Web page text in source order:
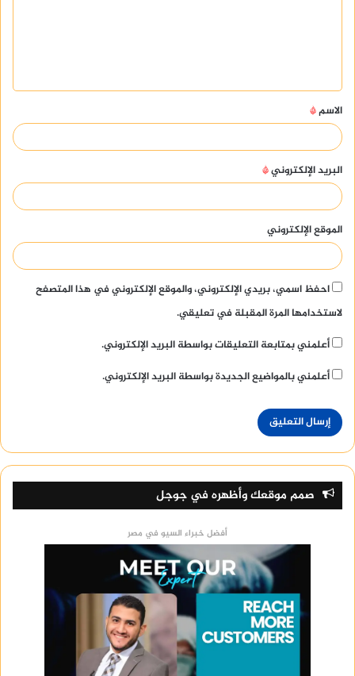
ق
*
الاسم*
البريد الإلكتروني*
الموقع الإلكتروني
احفظ اسمي، بريدي الإلكتروني، والموقع الإلكتروني في هذا المتصفح
لاستخدامها المرة المقبلة في تعليقي.
أعلمني بمتابعة التعليقات بواسطة البريد الإلكتروني.
أعلمني بالمواضيع الجديدة بواسطة البريد الإلكتروني.
صمم موقعك وأظهره في جوجل
أفضل خبراء السيو في مصر